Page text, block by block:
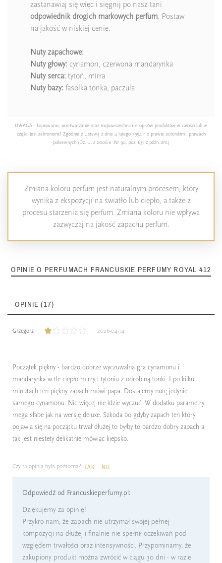
zastanawiaj się więc i sięgnij po nasz tani
odpowiednik drogich markowych perfum. Postaw
na jakość w niskiej cenie.
Nuty zapachowe:
Nuty głowy: cynamon, czerwona mandarynka
Nuty serca: tytoń, mirra
Nuty bazy: fasolka tonka, paczula
UWAGA - kopiowanie, przetwarzanie oraz rozpowszechnianie opisów produktów w całości lub w
części jest zabronione! Zgodnie z Ustawą z dnia 4 lutego 1994 r. o prawie autorskim i prawach
pokrewnych (Dz. U. z 2006 e. Nr 90, poz. 631 z późn. zm.)
Zmiana koloru perfum jest naturalnym procesem, który
wynika z ekspozycji na światło lub ciepło, a także z
procesu starzenia się perfum. Zmiana koloru nie wpływa
zazwyczaj na jakość zapachu perfum.
OPINIE O PERFUMACH FRANCUSKIE PERFUMY ROYAL 412
OPINIE (17)
Grzegorz 2026-04-14
Początek piękny - bardzo dobrze wyczuwalna gra cynamonu i
mandarynka w tle ciepło mirry i tytoniu z odrobiną tonki. I po kilku
minutach ten piękny zapach mówi papa. Dostajemy nutę jedynie
samego cynamonu. Nic więcej nie idzie wyczuć. W dodatku parametry
mega słabe jak na wersję deluxe. Szkoda bo gdyby zapach ten który
pojawia się na początku trwał dłużej to byłby to bardzo dobry zapach a
tak jest niestety delikatnie mówiąc kiepsko.
Czy ta opinia była pomocna? TAK NIE
Odpowiedź od Francuskieperfumy.pl:
Dziękujemy za opinię!
Przykro nam, że zapach nie utrzymał swojej pełnej
kompozycji na dłużej i finalnie nie spełnił oczekiwań pod
względem trwałości oraz intensywności. Przypominamy, że
zakupiony produkt można zwrócić w ciągu 30 dni - w razie